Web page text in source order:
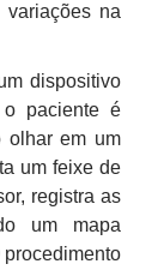
variações na
dispositivo
o paciente é
olhar em um
um feixe de
registra as
um mapa